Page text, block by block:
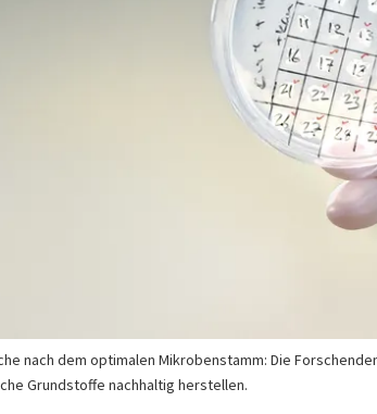
nach dem optimalen Mikrobenstamm: Die
Grundstoffe nachhaltig herstellen.